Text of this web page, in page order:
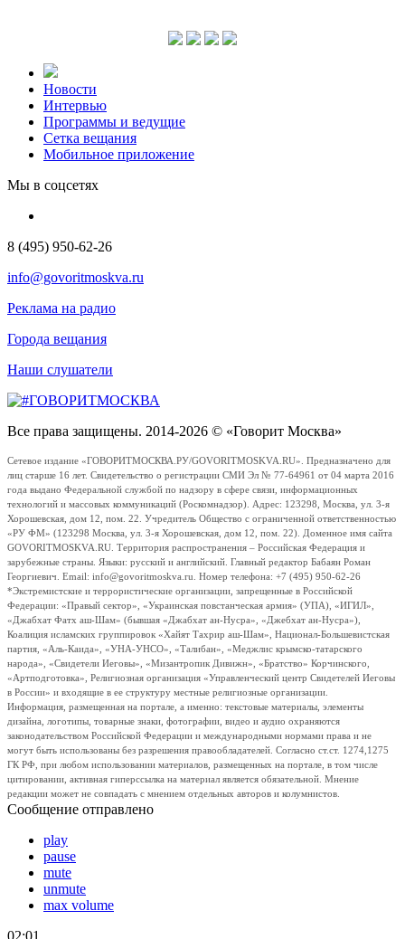
Новости
Интервью
Программы и ведущие
Сетка вещания
Мобильное приложение
Мы в соцсетях
8 (495) 950-62-26
info@govoritmoskva.ru
Реклама на радио
Города вещания
Наши слушатели
Все права защищены. 2014-2026 © «Говорит Москва»
Сетевое издание «ГОВОРИТМОСКВА.РУ/GOVORITMOSKVA.RU». Предназначено для
лиц старше 16 лет. Свидетельство о регистрации СМИ Эл № 77-64961 от 04 марта 2016
года выдано Федеральной службой по надзору в сфере связи, информационных
технологий и массовых коммуникаций (Роскомнадзор). Адрес: 123298, Москва, ул. 3-я
Хорошевская, дом 12, пом. 22. Учредитель Общество с ограниченной ответственностью
«РУ ФМ» (123298 Москва, ул. 3-я Хорошевская, дом 12, пом. 22). Доменное имя сайта
GOVORITMOSKVA.RU. Территория распространения – Российская Федерация и
зарубежные страны. Языки: русский и английский. Главный редактор Бабаян Роман
Георгиевич. Email: info@govoritmoskva.ru. Номер телефона: +7 (495) 950-62-26
*Экстремистские и террористические организации, запрещенные в Российской
Федерации: «Правый сектор», «Украинская повстанческая армия» (УПА), «ИГИЛ»,
«Джабхат Фатх аш-Шам» (бывшая «Джабхат ан-Нусра», «Джебхат ан-Нусра»),
Коалиция исламских группировок «Хайят Тахрир аш-Шам», Национал-Большевистская
партия, «Аль-Каида», «УНА-УНСО», «Талибан», «Меджлис крымско-татарского
народа», «Свидетели Иеговы», «Мизантропик Дивижн», «Братство» Корчинского,
«Артподготовка», Религиозная организация «Управленческий центр Свидетелей Иеговы
в России» и входящие в ее структуру местные религиозные организации.
Информация, размещенная на портале, а именно: текстовые материалы, элементы
дизайна, логотипы, товарные знаки, фотографии, видео и аудио охраняются
законодательством Российской Федерации и международными нормами права и не
могут быть использованы без разрешения правообладателей. Согласно ст.ст. 1274,1275
ГК РФ, при любом использовании материалов, размещенных на портале, в том числе
цитировании, активная гиперссылка на материал является обязательной. Мнение
редакции может не совпадать с мнением отдельных авторов и колумнистов.
Сообщение отправлено
play
pause
mute
unmute
max volume
02:01